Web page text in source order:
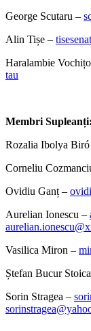
George Scutaru –
Alin Tișe –
Haralambie
tau
Membri Supleanți:
Rozalia Ibolya
Corneliu
Ovidiu Ganț –
Aurelian Ionescu –
Vasilica Miron –
Ștefan Bucur
Sorin Stragea –